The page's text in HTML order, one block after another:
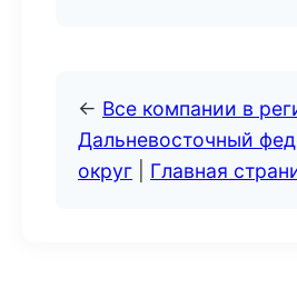
← Все компании в
Дальневосточный
округ
Главная